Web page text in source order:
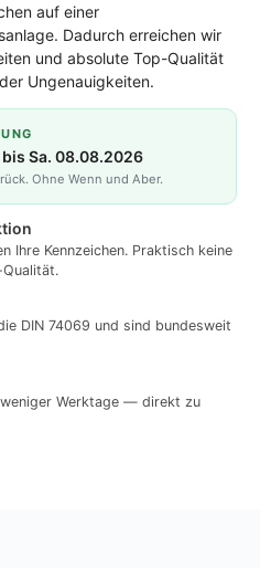
auf einer
Dadurch erreichen wir
und absolute Top-Qualität
Ungenauigkeiten.
Sa. 08.08.2026
Ohne Wenn und Aber.
Ihre Kennzeichen. Praktisch keine
DIN 74069 und sind bundesweit
Werktage — direkt zu